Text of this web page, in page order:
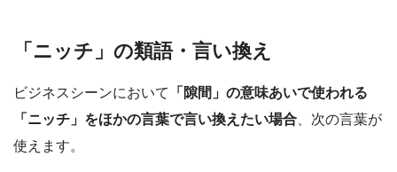
「ニッチ」の類語・言い換え
ビジネスシーンにおいて
「隙間」の意味あいで使われる
「ニッチ」をほかの言葉で言い換えたい場合 、次の言葉が
使えます。